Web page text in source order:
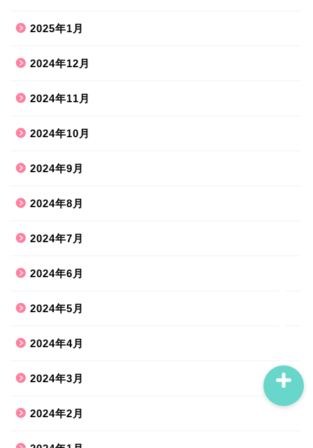
2025年1月
2024年12月
2024年11月
2024年10月
2024年9月
2024年8月
2024年7月
2024年6月
2024年5月
2024年4月
2024年3月
2024年2月